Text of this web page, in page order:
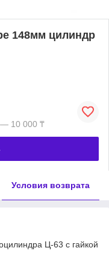
148мм цилиндр
— 10 000 ₸
Условия возврата
Ц-63 с гайкой